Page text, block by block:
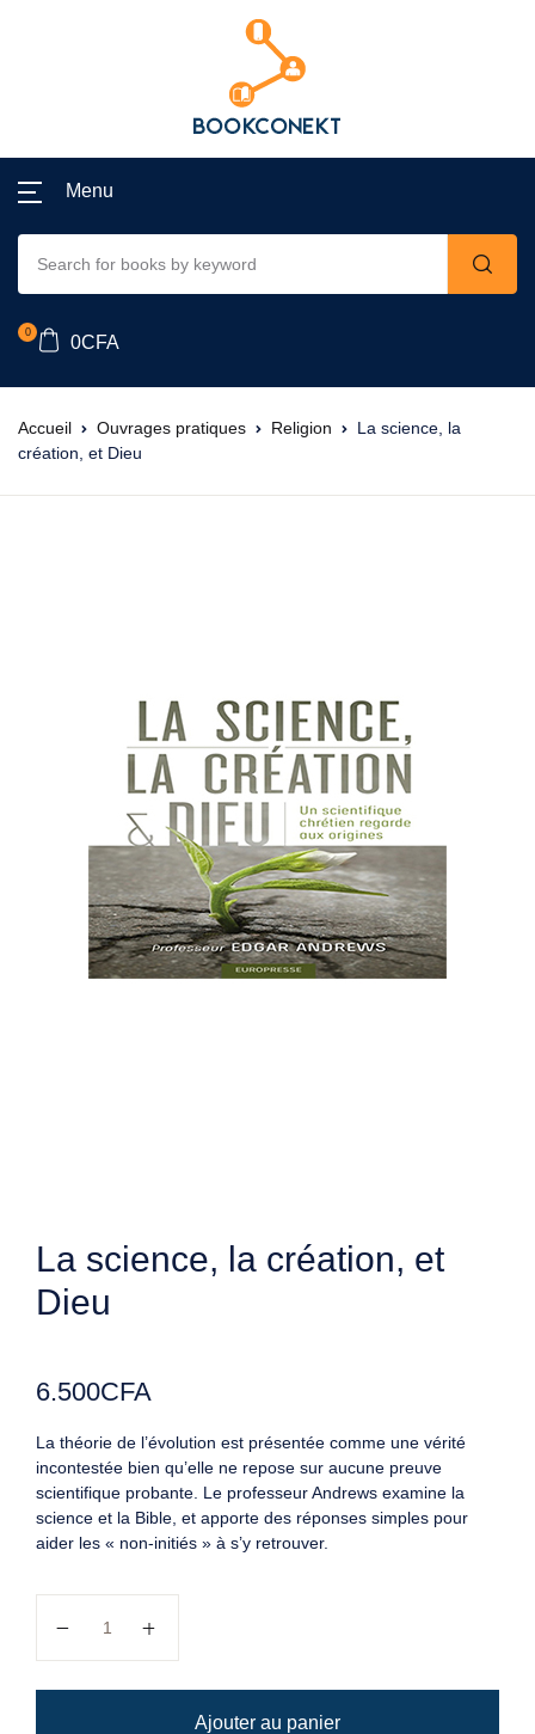
Menu
0
0CFA
Accueil Ouvrages pratiques Religion
La science, la
création, et Dieu
La science, la création, et
Dieu
6.500CFA
La théorie de l’évolution est présentée comme une vérité
incontestée bien qu’elle ne repose sur aucune preuve
scientifique probante. Le professeur Andrews examine la
science et la Bible, et apporte des réponses simples pour
aider les « non-initiés » à s’y retrouver.
Ajouter au panier